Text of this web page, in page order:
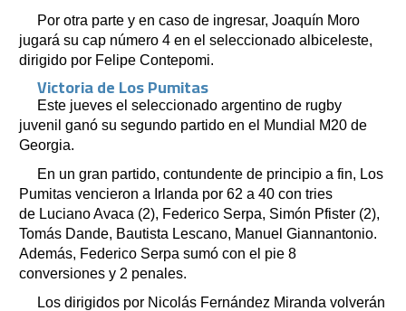
Por otra parte y en caso de ingresar, Joaquín Moro
jugará su cap número 4 en el seleccionado albiceleste,
dirigido por Felipe Contepomi.
Victoria de Los Pumitas
Este jueves el seleccionado argentino de rugby
juvenil ganó su segundo partido en el Mundial M20 de
Georgia.
En un gran partido, contundente de principio a fin, Los
Pumitas vencieron a Irlanda por 62 a 40 con tries
de Luciano Avaca (2), Federico Serpa, Simón Pfister (2),
Tomás Dande, Bautista Lescano, Manuel Giannantonio.
Además, Federico Serpa sumó con el pie 8
conversiones y 2 penales.
Los dirigidos por Nicolás Fernández Miranda volverán